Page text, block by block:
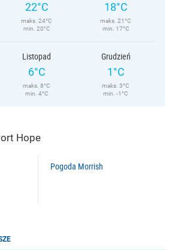
22°C
maks. 24°C
min. 20°C
18°C
maks. 21°C
min. 17°C
Listopad
6°C
maks. 8°C
min. 4°C
Grudzień
1°C
maks. 3°C
min. -1°C
Hope
Pogoda Morrish